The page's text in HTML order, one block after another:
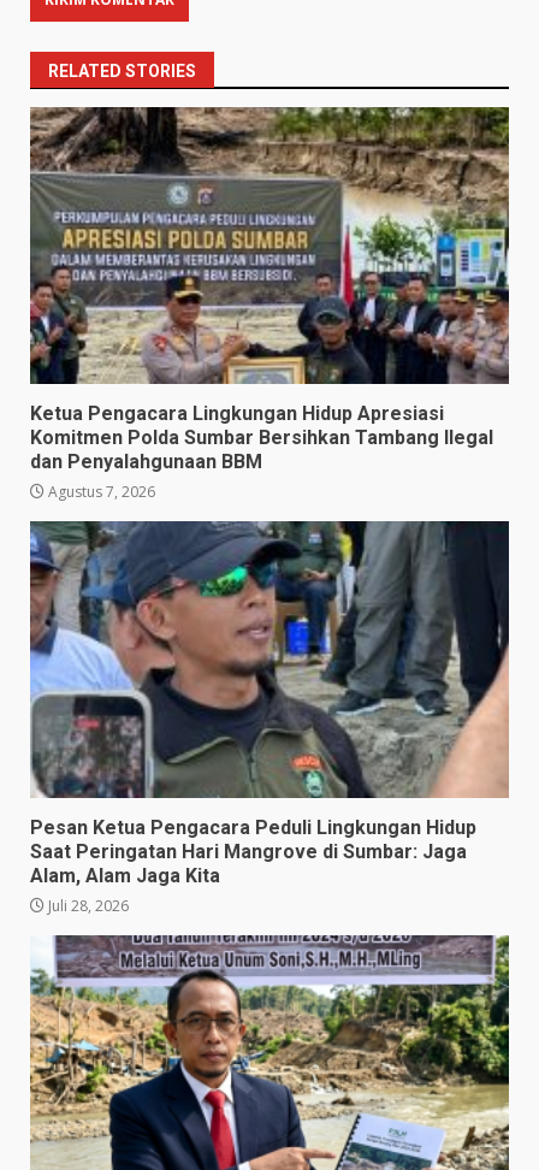
RELATED STORIES
Ketua Pengacara Lingkungan Hidup Apresiasi
Komitmen Polda Sumbar Bersihkan Tambang Ilegal
dan Penyalahgunaan BBM
Agustus 7, 2026
Pesan Ketua Pengacara Peduli Lingkungan Hidup
Saat Peringatan Hari Mangrove di Sumbar: Jaga
Alam, Alam Jaga Kita
Juli 28, 2026